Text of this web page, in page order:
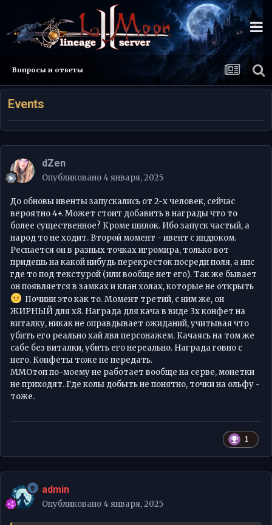
Вопросы и ответы
Events
dZen
Опубликовано4 января, 2025
До обновы ивенты запускались от 2-х человек, сейчас
вероятно 4+. Может стоит добавить в награды что то
более существенное? Кроме шилок. Ибо запуск частый, а
народ то не ходит. Второй момент - ивент с индюком.
Респается он в разных точках игромира, только вот
придешь на какой нибудь перекресток посреди поля, а нпс
где то под текстурой (или вообще нет его). Так же бывает
он появляется в замках и клан холах, которые не открыть
Почини это как то. Момент третий, с ним же, он
ЖИРНЫЙ для х8. Награда для кача в виде 3х конфет на
виталку, никак не оправдывает ожиданий, учитывая что
убить его реально хай лвл персонажем. Качаясь на том же
сабе без виталки, убить его нереально. Награда говно с
него. Конфеты тоже не передать.
ММОтоп по-моему не работает вообще на серве, монетки
не приходят. Где колы добыть не понятно, точки на ольфу -
тоже.
1
admin
Опубликовано4 января, 2025